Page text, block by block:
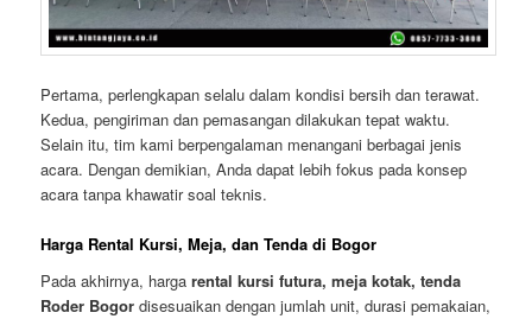
Pertama, perlengkapan selalu dalam kondisi bersih dan terawat.
Kedua, pengiriman dan pemasangan dilakukan tepat waktu.
Selain itu, tim kami berpengalaman menangani berbagai jenis
acara. Dengan demikian, Anda dapat lebih fokus pada konsep
acara tanpa khawatir soal teknis.
Harga Rental Kursi, Meja, dan Tenda di Bogor
Pada akhirnya, hargarental kursi futura, meja kotak, tenda
Roder Bogor disesuaikan dengan jumlah unit, durasi pemakaian,